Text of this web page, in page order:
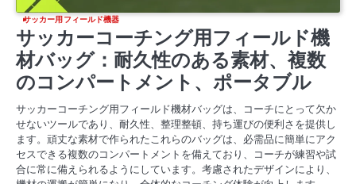
サッカー用フィールド機器
サッカーコーチング用フィールド機
材バッグ：耐久性のある素材、複数
のコンパートメント、ポータブル
サッカーコーチング用フィールド機材バッグは、コーチにとって欠か
せないツールであり、耐久性、整理整頓、持ち運びの便利さを提供し
ます。頑丈な素材で作られたこれらのバッグは、必需品に簡単にアク
セスできる複数のコンパートメントを備えており、コーチが練習や試
合に常に備えられるようにしています。考慮されたデザインにより、